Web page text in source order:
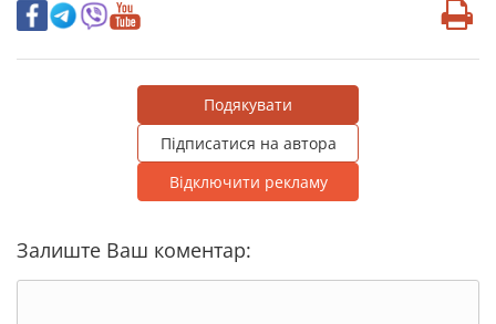
Подякувати
Підписатися на автора
Відключити рекламу
Залиште Ваш коментар: